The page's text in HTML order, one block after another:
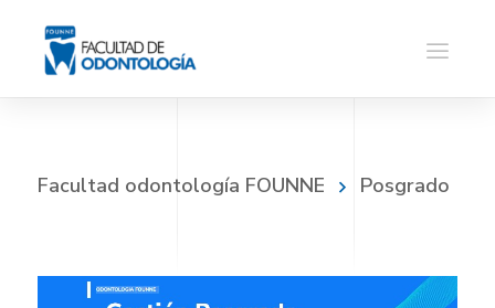
Facultad odontología FOUNNE Posgrado